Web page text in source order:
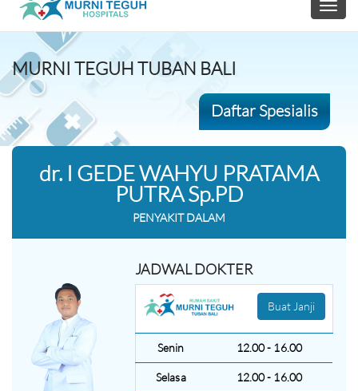
Toggle
MURNI TEGUH TUBAN BALI
Daftar Spesialis
dr. I GEDE WAHYU PRATAMA
PUTRA Sp.PD
PENYAKIT DALAM
JADWAL DOKTER
Buat Janji
Senin 12.00 - 16.00
Selasa 12.00 - 16.00